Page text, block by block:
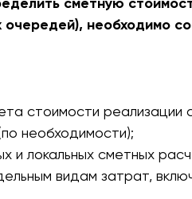
очередей), необходимо
стоимости реализации
необходимости);
и локальных сметных
видам затрат,